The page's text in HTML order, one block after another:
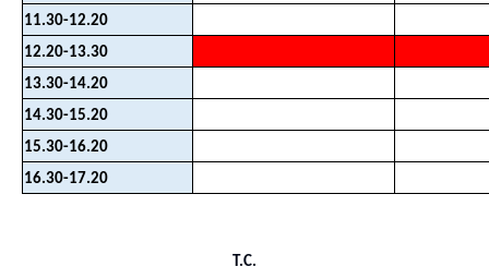
11.30-12.20
12.20-13.30
13.30-14.20
14.30-15.20
15.30-16.20
16.30-17.20
T.C.